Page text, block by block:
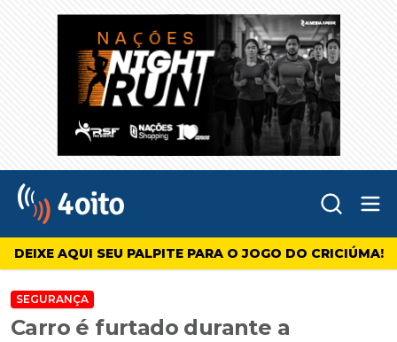
4oito
DEIXE AQUI SEU PALPITE PARA O JOGO DO CRICIÚMA!
SEGURANÇA
Carro é furtado durante a